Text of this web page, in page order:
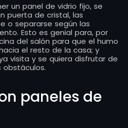
un panel de vidrio fijo, se
puerta de cristal, las
o separarse según las
Esto es genial para, por
del salón para que el humo
el resto de la casa; y
visita y se quiera disfrutar de
obstáculos.
paneles de